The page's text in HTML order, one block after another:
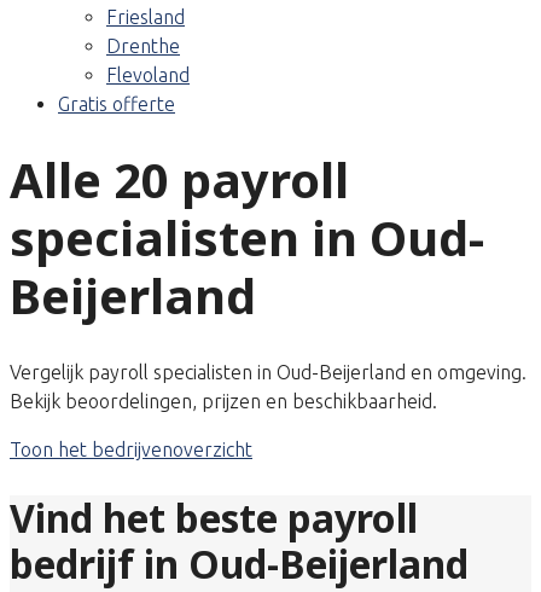
Friesland
Drenthe
Flevoland
Gratis offerte
Alle 20 payroll
specialisten in Oud-
Beijerland
Vergelijk payroll specialisten in Oud-Beijerland en omgeving.
Bekijk beoordelingen, prijzen en beschikbaarheid.
Toon het bedrijvenoverzicht
Vind het beste payroll
bedrijf in Oud-Beijerland